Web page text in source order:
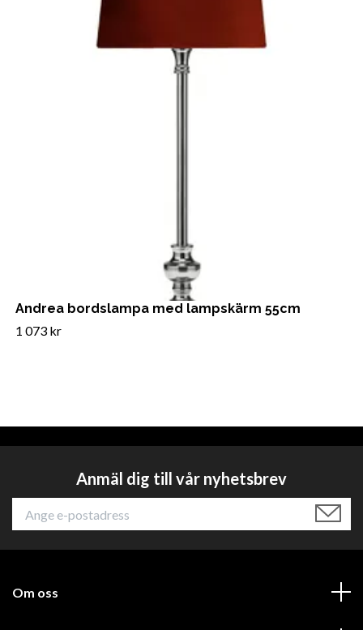
Andrea bordslampa med lampskärm 55cm
1 073 kr
Anmäl dig till vår nyhetsbrev
Om oss